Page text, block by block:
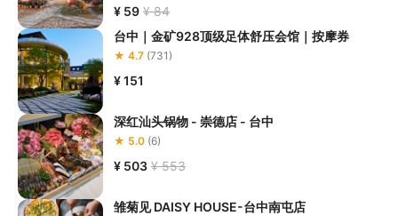
¥ 59 ¥ 84
台中｜金矿928顶级足体舒压会馆｜按摩券
★ 4.7 (731)
¥ 151
深红汕头锅物 - 崇德店 - 台中
★ 5.0 (6)
¥ 503 ¥ 553
雏菊见 DAISY HOUSE-台中南屯店